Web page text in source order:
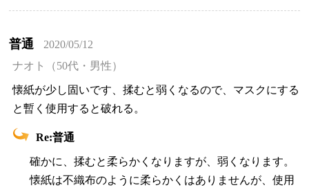
普通
2020/05/12
ナオト（50代・男性）
懐紙が少し固いです、揉むと弱くなるので、マスクにする
と暫く使用すると破れる。
Re:普通
確かに、揉むと柔らかくなりますが、弱くなります。
懐紙は不織布のように柔らかくはありませんが、使用